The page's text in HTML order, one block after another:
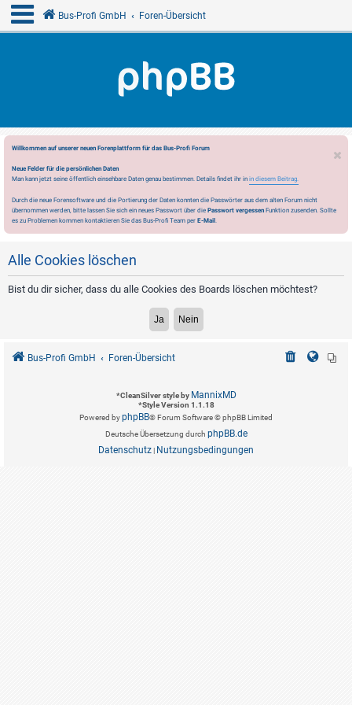
Bus-Profi GmbH Foren-Übersicht
Willkommen auf unserer neuen Forenplattform für das Bus-Profi Forum
Neue Felder für die persönlichen Daten
Man kann jetzt seine öffentlich einsehbare Daten genau bestimmen. Details findet ihr in in diesem Beitrag.
Durch die neue Forensoftware und die Portierung der Daten konnten die Passwörter aus dem alten Forum nicht
übernommen werden, bitte lassen Sie sich ein neues Passwort über die Passwort vergessen Funktion zusenden. Sollte
es zu Problemen kommen kontaktieren Sie das Bus-Profi Team per E-Mail.
Alle Cookies löschen
Bist du dir sicher, dass du alle Cookies des Boards löschen möchtest?
Bus-Profi GmbH Foren-Übersicht
*CleanSilver style by MannixMD
*Style Version 1.1.18
Powered byphpBB® Forum Software © phpBB Limited
Deutsche Übersetzung durch phpBB.de
Datenschutz | Nutzungsbedingungen